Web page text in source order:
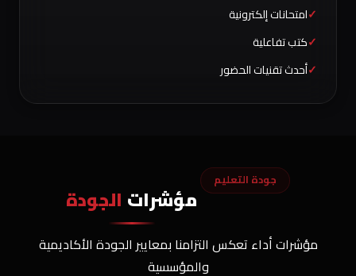
امتحانات إلكترونية
كتب تفاعلية
أحدث تقنيات الحضور
جودة التعليم
مؤشرات الجودة
مؤشرات أداء تعكس التزامنا بمعايير الجودة الأكاديمية
والمؤسسية